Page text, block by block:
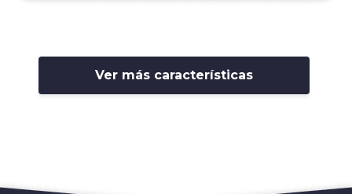
Ver más características